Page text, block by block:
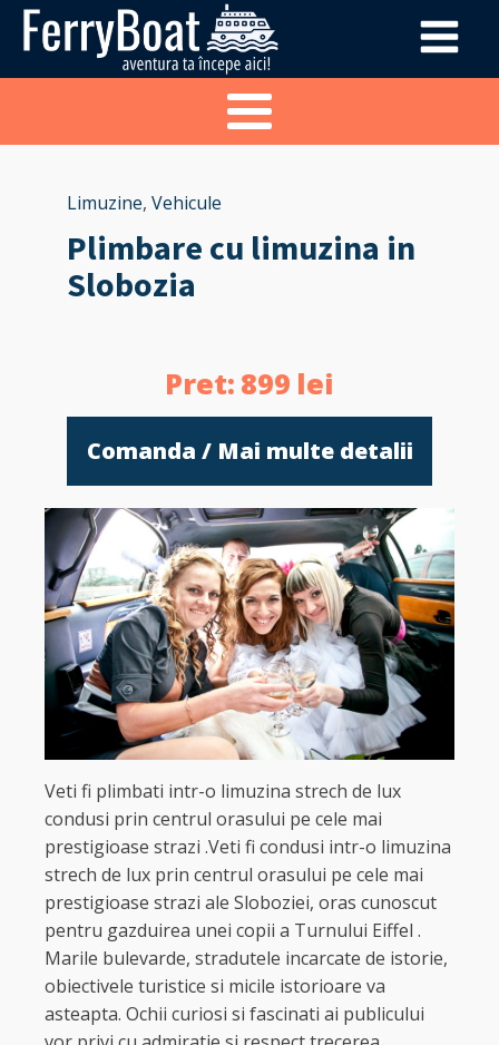
Limuzine, Vehicule
Plimbare cu limuzina in
Slobozia
Pret: 899 lei
Comanda / Mai multe detalii
Veti fi plimbati intr-o limuzina strech de lux
condusi prin centrul orasului pe cele mai
prestigioase strazi .Veti fi condusi intr-o limuzina
strech de lux prin centrul orasului pe cele mai
prestigioase strazi ale Sloboziei, oras cunoscut
pentru gazduirea unei copii a Turnului Eiffel .
Marile bulevarde, stradutele incarcate de istorie,
obiectivele turistice si micile istorioare va
asteapta. Ochii curiosi si fascinati ai publicului